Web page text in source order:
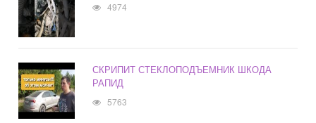
4974
СКРИПИТ СТЕКЛОПОДЪЕМНИК ШКОДА
РАПИД
5763